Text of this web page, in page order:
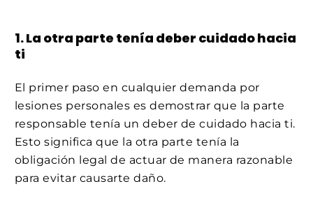
1. La otra parte tenía deber cuidado hacia
ti
El primer paso en cualquier demanda por
lesiones personales es demostrar que la parte
responsable tenía un deber de cuidado hacia ti.
Esto significa que la otra parte tenía la
obligación legal de actuar de manera razonable
para evitar causarte daño.